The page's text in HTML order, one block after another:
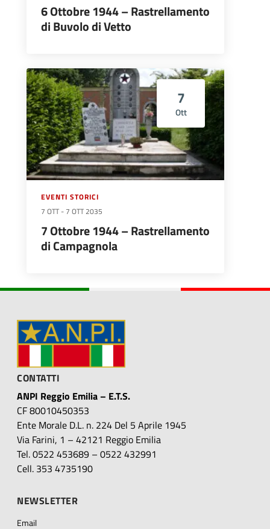
6 Ottobre 1944 – Rastrellamento
di Buvolo di Vetto
7
Ott
EVENTI STORICI
7 OTT - 7 OTT 2035
7 Ottobre 1944 – Rastrellamento
di Campagnola
CONTATTI
ANPI Reggio Emilia – E.T.S.
CF 80010450353
Ente Morale D.L. n. 224 Del 5 Aprile 1945
Via Farini, 1 – 42121 Reggio Emilia
Tel. 0522 453689 – 0522 432991
Cell. 353 4735190
NEWSLETTER
Email